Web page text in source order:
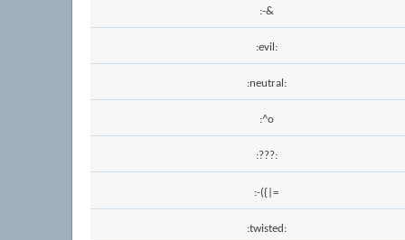
:-&
:evil:
:neutral:
:^o
:???:
:-({|=
:twisted: